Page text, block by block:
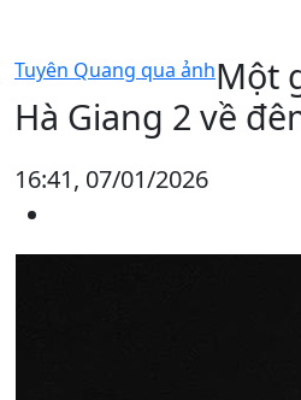
Tuyên Quang qua ảnhMột
Hà Giang 2 về
16:41, 07/01/2026